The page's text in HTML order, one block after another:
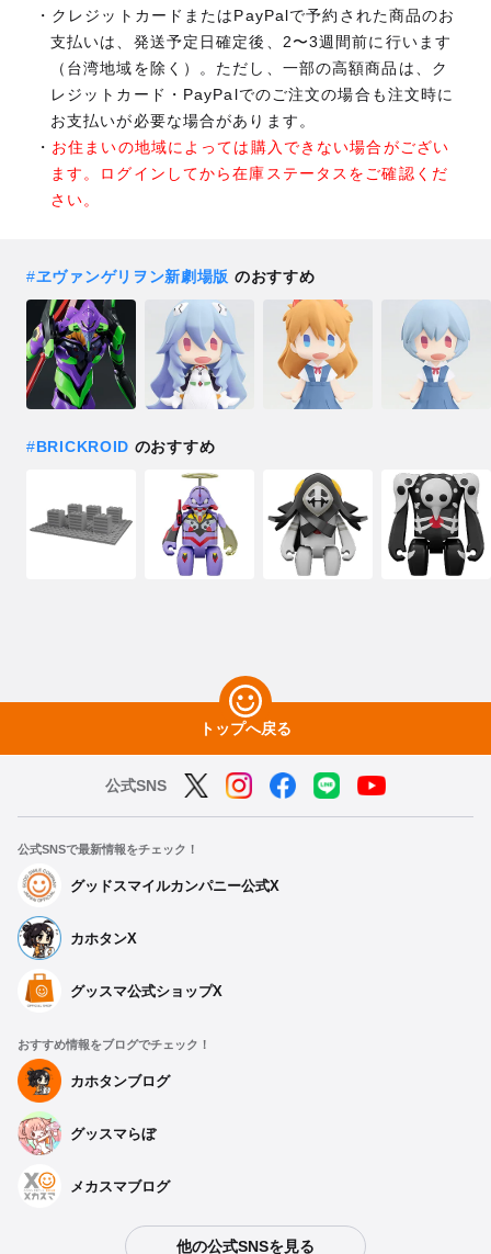
クレジットカードまたはPayPalで予約された商品のお
支払いは、発送予定日確定後、2〜3週間前に行います
（台湾地域を除く）。ただし、一部の高額商品は、ク
レジットカード・PayPalでのご注文の場合も注文時に
お支払いが必要な場合があります。
お住まいの地域によっては購入できない場合がござい
ます。ログインしてから在庫ステータスをご確認くだ
さい。
#ヱヴァンゲリヲン新劇場版 のおすすめ
#BRICKROID のおすすめ
トップへ戻る
公式SNS
公式SNSで最新情報をチェック！
グッドスマイルカンパニー公式X
カホタンX
グッスマ公式ショップX
おすすめ情報をブログでチェック！
カホタンブログ
グッスマらぼ
メカスマブログ
他の公式SNSを見る